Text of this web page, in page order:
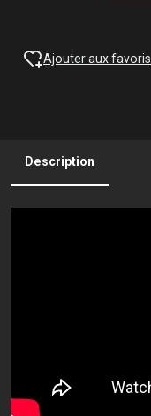
Ajouter aux favoris
Description